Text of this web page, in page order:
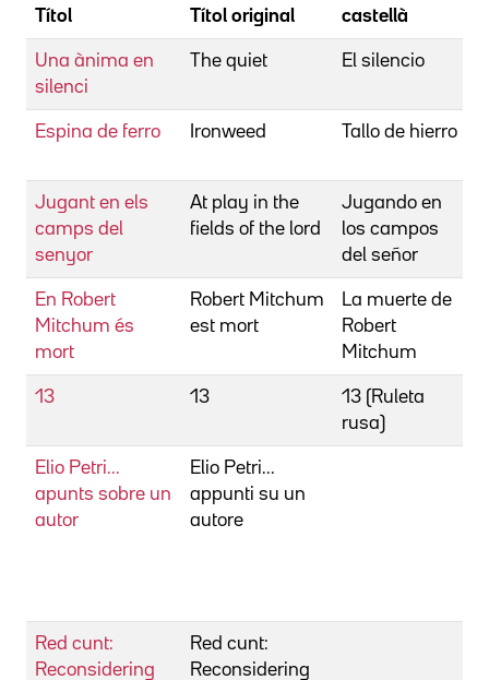
Títol Títol original
castellà
Una ànima en
silenci
The quiet El silencio
Espina de ferro Ironweed Tallo de hierro
Jugant en els
camps del
senyor
At play in the
fields of the lord
Jugando en
los campos
del señor
En Robert
Mitchum és
mort
Robert Mitchum
est mort
La muerte de
Robert
Mitchum
13 13
13 (Ruleta
rusa)
Elio Petri...
apunts sobre un
autor
Elio Petri...
appunti su un
autore
Red cunt:
Reconsidering
Red cunt:
Reconsidering